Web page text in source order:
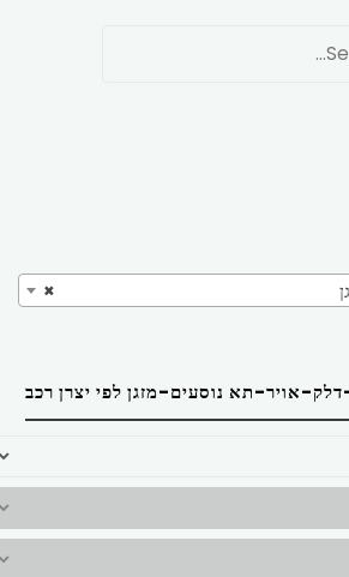
×
אויר-תא נוסעים-מזגן לפי יצרן רכב